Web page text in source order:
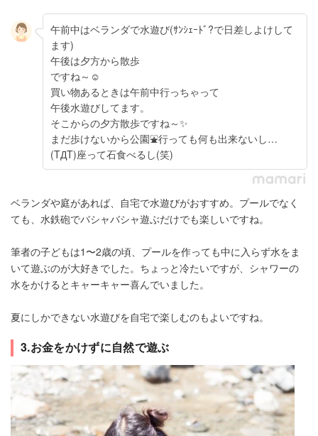
午前中はベランダで水遊び(ｻﾝｼｪｰﾄﾞ?で日差しよけして
ます)
午後は夕方から散歩
ですね～☺
買い物あるときは午前中行っちゃって
午後水遊びしてます。
そこからの夕方散歩ですね～✨
まだ歩けないから公園⛲行っても何も出来ないし…
(TДT)座って石食べるし(笑)
ベランダや庭があれば、自宅で水遊びがおすすめ。プールでなく
ても、水鉄砲でバシャバシャ遊ぶだけでも楽しいですね。
筆者の子どもは1〜2歳の頃、プールを作っても中に入らず水をま
いて遊ぶのが大好きでした。ちょっと冷たいですが、シャワーの
水をかけるとキャーキャー喜んでいました。
夏にしかできない水遊びを自宅で楽しむのもよいですね。
3.お金をかけずに自然で遊ぶ